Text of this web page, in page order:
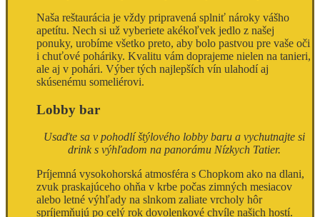
Naša reštaurácia je vždy pripravená splniť nároky vášho
apetítu. Nech si už vyberiete akékoľvek jedlo z našej
ponuky, urobíme všetko preto, aby bolo pastvou pre vaše oči
i chuťové poháriky. Kvalitu vám doprajeme nielen na tanieri,
ale aj v pohári. Výber tých najlepších vín ulahodí aj
skúsenému someliérovi.
Lobby bar
Usaďte sa v pohodlí štýlového lobby baru a vychutnajte si
drink s výhľadom na panorámu Nízkych Tatier.
Príjemná vysokohorská atmosféra s Chopkom ako na dlani,
zvuk praskajúceho ohňa v krbe počas zimných mesiacov
alebo letné výhľady na slnkom zaliate vrcholy hôr
spríjemňujú po celý rok dovolenkové chvíle našich hostí.